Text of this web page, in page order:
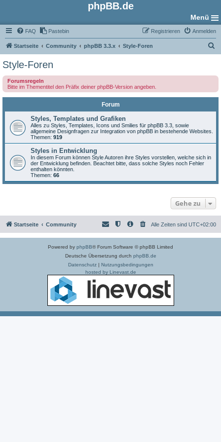
phpBB.de
Menü
FAQ Pastebin Anmelden
Registrieren
Startseite Community phpBB 3.3.x Style-Foren
e
Style-Foren
Forumsregeln
Bitte im Thementitel den Präfix deiner phpBB-Version angeben.
Forum
Styles, Templates und Grafiken
Alles zu Styles, Templates, Icons und Smilies für phpBB 3.3, sowie
allgemeine Designfragen zur Integration von phpBB in bestehende Websites.
Themen: 919
Styles in Entwicklung
In diesem Forum können Style Autoren ihre Styles vorstellen, welche sich in
der Entwicklung befinden. Beachtet bitte, dass solche Styles noch Fehler
enthalten könnten.
Themen: 66
Gehe zu
Startseite Community Alle Zeiten sind UTC+02:00
Powered by phpBB® Forum Software © phpBB Limited
Deutsche Übersetzung durch phpBB.de
Datenschutz| Nutzungsbedingungen
hosted by Linevast.de